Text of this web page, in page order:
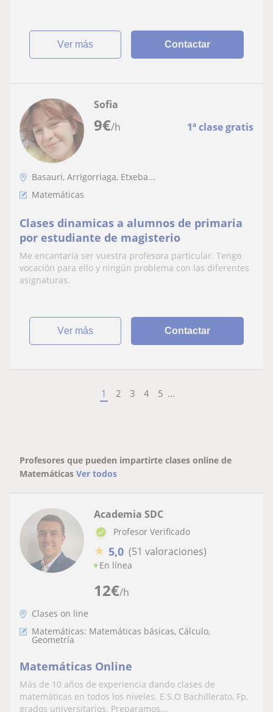
ver más Contactar
9€/h 1ª clase gratis
Sofia
Basauri, Arrigorriaga, Etxeba...
Matemáticas
Clases dinamicas a alumnos de primaria
por estudiante de magisterio
Me encantaría ser vuestra profesora particular. Tengo
vocación para ello y ningún problema con las diferentes
asignaturas.
ver más Contactar
1 2 3 4 5 ...
Profesores que pueden impartirte clases online de
Matemáticas Ver todos
12€/h
Academia SDC
Profesor Verificado
★ 5,0 (51 valoraciones)
En línea
Clases on line
Matemáticas: Matemáticas básicas, Cálculo,
Geometría
Matemáticas Online
Más de 10 años de experiencia dando clases de
matemáticas en todos los niveles. E.S.O Bachillerato, Fp,
grados universitarios. Preparamos...